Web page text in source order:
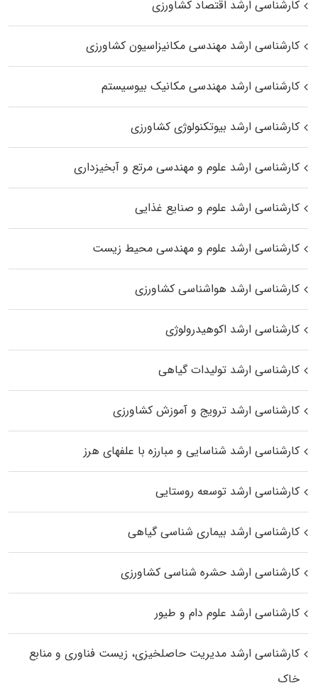
کارشناسی ارشد اقتصاد کشاورزی
کارشناسی ارشد مهندسی مکانیزاسیون کشاورزی
کارشناسی ارشد مهندسی مکانیک بیوسیستم
کارشناسی ارشد بیوتکنولوژی کشاورزی
کارشناسی ارشد علوم و مهندسی مرتع و آبخیزداری
کارشناسی ارشد علوم و صنایع غذایی
کارشناسی ارشد علوم و مهندسی محیط زیست
کارشناسی ارشد هواشناسی کشاورزی
کارشناسی ارشد اکوهیدرولوژی
کارشناسی ارشد تولیدات گیاهی
کارشناسی ارشد ترویج و آموزش کشاورزی
کارشناسی ارشد شناسایی و مبارزه با علفهای هرز
کارشناسی ارشد توسعه روستایی
کارشناسی ارشد بیماری‌ شناسی گیاهی
کارشناسی ارشد حشره‌ شناسی کشاورزی
کارشناسی ارشد علوم دام و طیور
کارشناسی ارشد مدیریت حاصلخیزی، زیست فناوری و منابع
خاک